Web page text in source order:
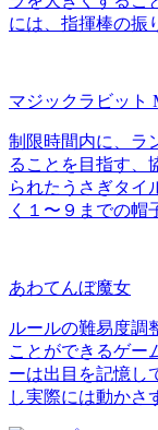
には、指揮棒の振
マジックラビット
制限時間内に、ラ
ることを目指す、
られたうさぎタイ
く１〜９までの帽
あわてんぼ魔女
ルールの難易度調
ことができるゲー
ーは出目を記憶し
し実際には動かさ